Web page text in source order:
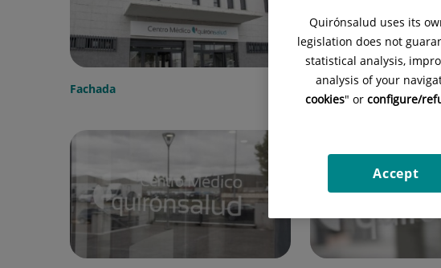
Fachada Fachada
Quirónsalud uses its
legislation does not
statistical analysis,
analysis of your
cookies" or configure/
Accept